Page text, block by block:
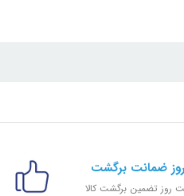
روز تضمین برگشت کالا